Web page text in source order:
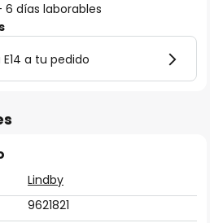
días laborables
a tu pedido
Lindby
9621821